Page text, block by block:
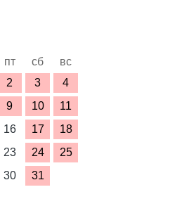
пт сб
вс
2 3
4
9 10
11
16 17
18
23 24
25
30 31